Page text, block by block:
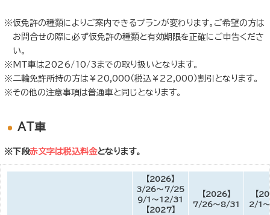
仮免許の種類によりご案内できるプランが変わります。ご希望の方は
お問合せの際に必ず仮免許の種類と有効期限を正確にご申告くださ
い。
MT車は2026/10/3までの取り扱いとなります。
二輪免許所持の方は￥20,000（税込￥22,000）割引となります。
その他の注意事項は普通車と同じとなります。
AT車
※下段赤文字は税込料金となります。
【2026】
3/26～7/25
9/1～12/31
【2027】
【2026】
7/26～8/31
【
2/1